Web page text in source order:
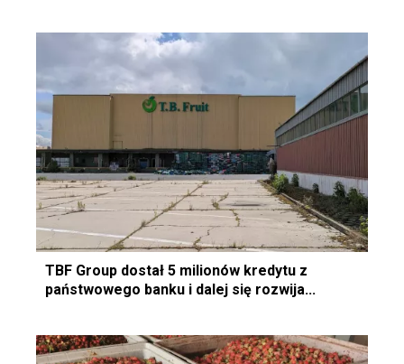
TBF Group dostał 5 milionów kredytu z
państwowego banku i dalej się rozwija...